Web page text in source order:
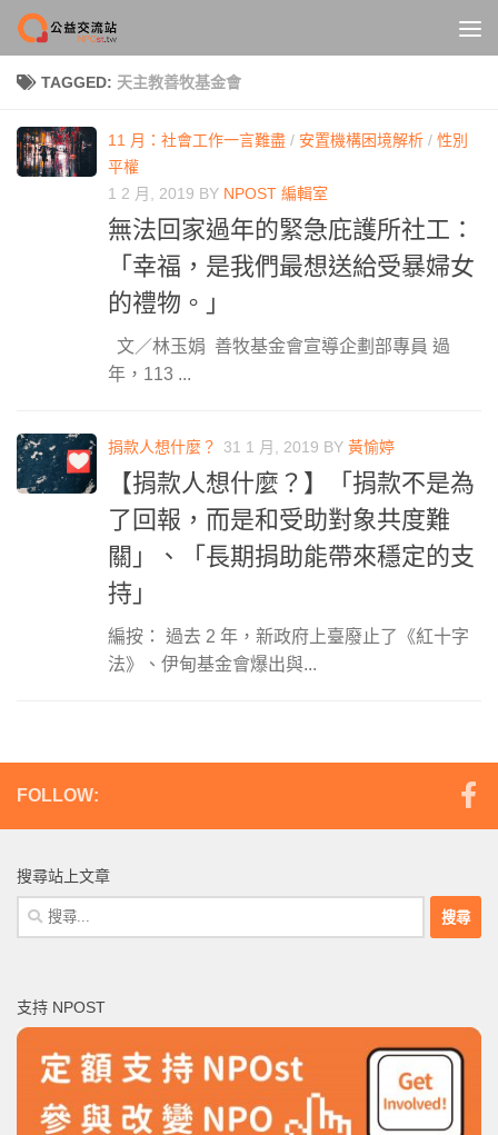
Skip to content
TAGGED: 天主教善牧基金會
11 月：社會工作一言難盡 / 安置機構困境解析 / 性別
平權
1 2 月, 2019 BY NPOST 編輯室
無法回家過年的緊急庇護所社工：
「幸福，是我們最想送給受暴婦女
的禮物。」
文／林玉娟 善牧基金會宣導企劃部專員 過
年，113 ...
捐款人想什麼？ 31 1 月, 2019 BY 黃愉婷
【捐款人想什麼？】「捐款不是為
了回報，而是和受助對象共度難
關」、「長期捐助能帶來穩定的支
持」
編按： 過去 2 年，新政府上臺廢止了《紅十字
法》、伊甸基金會爆出與...
FOLLOW:
搜尋站上文章
搜
尋
字:
支持 NPOST